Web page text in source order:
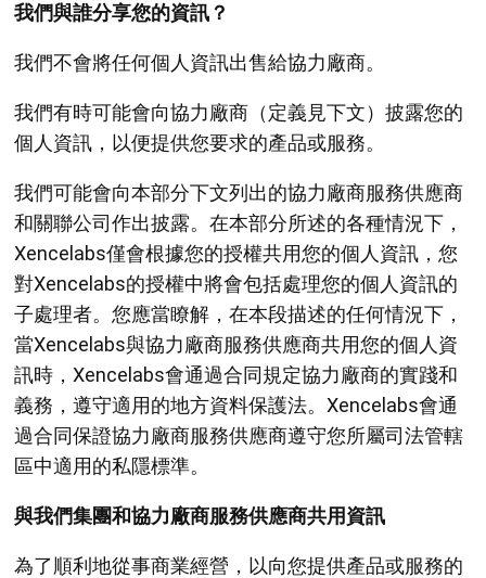
我們與誰分享您的資訊？
我們不會將任何個人資訊出售給協力廠商。
我們有時可能會向協力廠商（定義見下文）披露您的
個人資訊，以便提供您要求的產品或服務。
我們可能會向本部分下文列出的協力廠商服務供應商
和關聯公司作出披露。在本部分所述的各種情況下，
Xencelabs僅會根據您的授權共用您的個人資訊，您
對Xencelabs的授權中將會包括處理您的個人資訊的
子處理者。您應當瞭解，在本段描述的任何情況下，
當Xencelabs與協力廠商服務供應商共用您的個人資
訊時，Xencelabs會通過合同規定協力廠商的實踐和
義務，遵守適用的地方資料保護法。Xencelabs會通
過合同保證協力廠商服務供應商遵守您所屬司法管轄
區中適用的私隱標準。
與我們集團和協力廠商服務供應商共用資訊
為了順利地從事商業經營，以向您提供產品或服務的